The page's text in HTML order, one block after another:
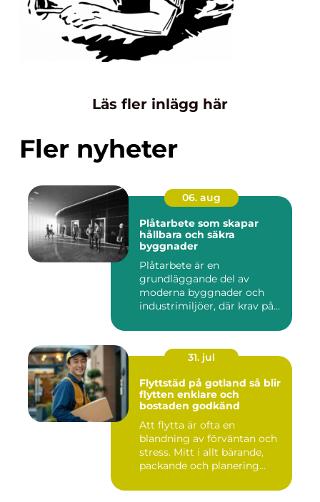
Läs fler inlägg här
Fler nyheter
06. aug
Plåtarbete som skapar
hållbara och säkra
byggnader
Plåtarbete är en
grundläggande del av
moderna byggnader och
industrimiljöer, där krav på
31. jul
Flyttstäd på gotland så blir
flytten enklare och
bostaden godkänd
Att flytta är ofta en
blandning av förväntan och
stress. Mitt i allt bärande,
packande och planering...